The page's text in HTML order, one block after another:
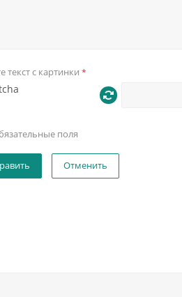
текст с картинки *
поля
Отменить